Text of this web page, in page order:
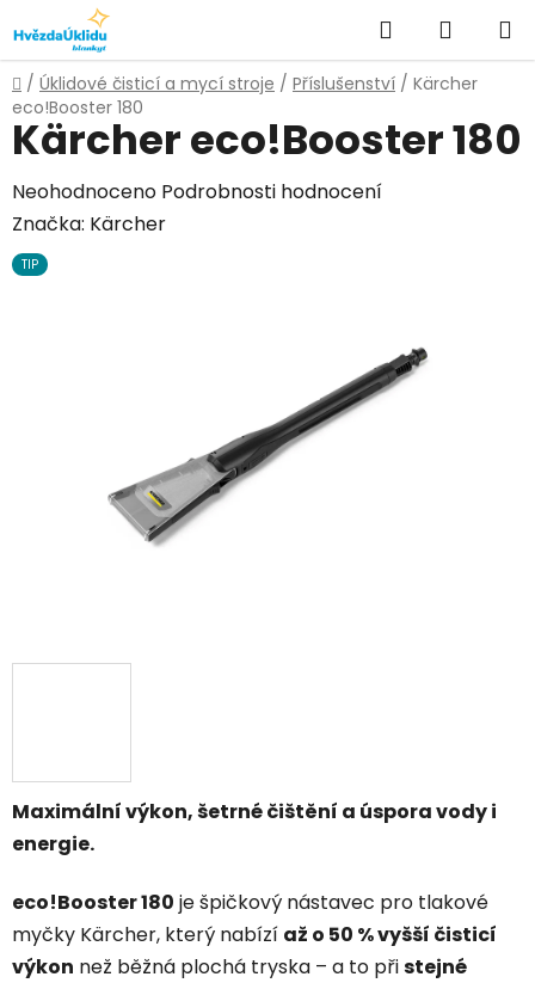
na
obsah
Hledat
KOŠÍK
Domů
/ Úklidové čisticí a mycí stroje / Příslušenství / Kärcher
eco!Booster 180
Maximální výkon, šetrné čištění a úspora vody i
energie.
eco!Booster 180 je špičkový nástavec pro tlakové
myčky Kärcher, který nabízí až o 50 % vyšší čisticí
výkon než běžná plochá tryska – a to přistejné
Kärcher eco!Booster 180
Průměrné
hodnocení
produktu
Neohodnoceno Podrobnosti hodnocení
Značka: Kärcher
TIP